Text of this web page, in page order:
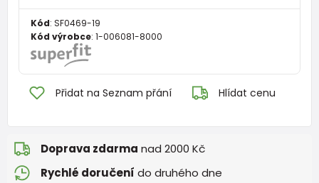
Kód: SF0469-19
Kód výrobce: 1-006081-8000
Přidat na Seznam přání Hlídat cenu
Doprava zdarma nad 2000 Kč
Rychlé doručení do druhého dne